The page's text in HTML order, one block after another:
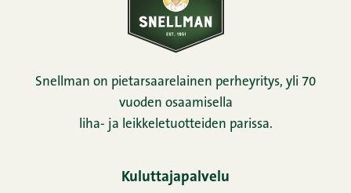
Snellman on pietarsaarelainen perheyritys, yli 70
vuoden osaamisella
liha- ja leikkeletuotteiden parissa.
Kuluttajapalvelu